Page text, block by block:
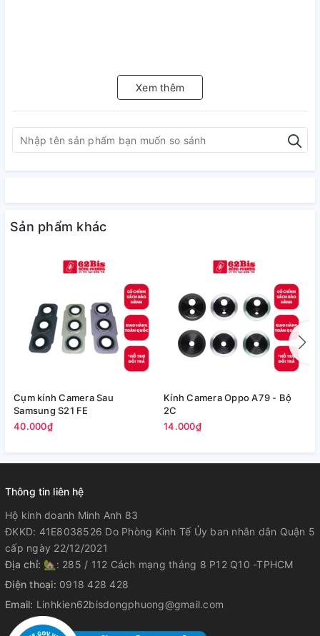
Xem thêm
Sản phẩm khác
Cụm kính Camera Sau
Samsung S21 FE
40.000₫
Kính Camera Oppo A79 - Bộ
2C
14.000₫
Thông tin liên hệ
Hộ kinh doanh Minh Anh 83
ĐKKD: 41E8038526 Do Phòng Kinh Tế Ủy ban nhân dân Quận 5
cấp ngày 22/12/2021
Địa chỉ: 🏡: 285 / 112 Cách mạng tháng 8 P12 Q10 -TPHCM
Điện thoại: 0918 428 428
Email: Linhkien62bisdongphuong@gmail.com